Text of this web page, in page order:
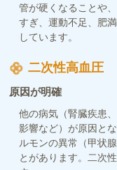
管が硬くなることや
すぎ、運動不足、肥
しています。
二次性高血圧
原因が明確
他の病気（腎臓疾患
影響など）が原因と
ルモンの異常（甲状
とがあります。二次